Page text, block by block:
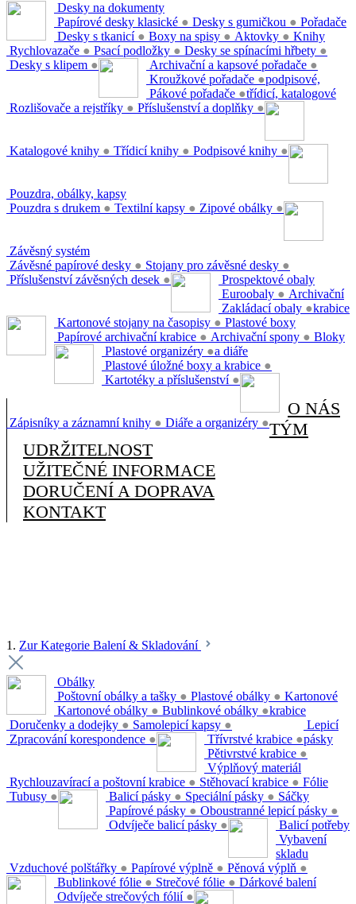
Desky na dokumenty
Papírové desky klasické ● Desky s gumičkou ●
Desky s tkanicí ● Boxy na spisy ● Aktovky ●
Rychlovazače ● Psací podložky ● Desky se spínacími hřbety ●
Desky s klipem ●
Pořadače
Archivační a kapsové pořadače ●
Kroužkové pořadače ●
Pákové pořadače ●
Rozlišovače a rejstříky ● Příslušenství a doplňky ●
Knihy
podpisové,
třídicí, katalogové
Katalogové knihy ● Třídicí knihy ● Podpisové knihy ●
Pouzdra, obálky, kapsy
Pouzdra s drukem ● Textilní kapsy ● Zipové obálky ●
Závěsný systém
Závěsné papírové desky ● Stojany pro závěsné desky ●
Příslušenství závěsných desek ●
Prospektové obaly
Euroobaly ●
Zakládací obaly ●
Archivační
krabice
Kartonové stojany na časopisy ●
Papírové archivační krabice ● Archivační spony ●
Plastové boxy
Plastové organizéry ●
Plastové úložné boxy a krabice ●
Kartotéky a příslušenství ●
Bloky
a diáře
Zápisníky a záznamní knihy ● Diáře a organizéry ●
O NÁS
TÝM
UDRŽITELNOST
UŽITEČNÉ INFORMACE
DORUČENÍ A DOPRAVA
KONTAKT
1. Zur Kategorie Balení & Skladování
Obálky
Poštovní obálky a tašky ● Plastové obálky ●
Kartonové obálky ● Bublinkové obálky ●
Doručenky a dodejky ● Samolepicí kapsy ●
Zpracování korespondence ●
Kartonové
krabice
Třívrstvé krabice ●
Pětivrstvé krabice ●
Rychlouzavírací a poštovní krabice ● Stěhovací krabice ●
Tubusy ●
Lepicí
pásky
Balicí pásky ● Speciální pásky ●
Papírové pásky ● Oboustranné lepicí pásky ●
Odvíječe balicí pásky ●
Výplňový materiál
Vzduchové polštářky ● Papírové výplně ● Pěnová výplň ●
Fólie
Bublinkové fólie ● Strečové fólie ●
Odvíječe strečových fólií ●
Sáčky
Balicí potřeby
Vybavení
skladu
Dárkové balení